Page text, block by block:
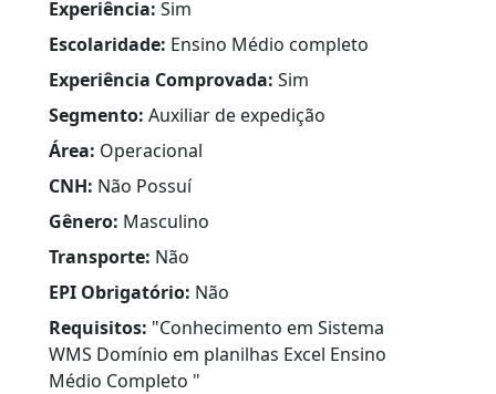
Experiência: Sim
Escolaridade: Ensino Médio completo
Experiência Comprovada: Sim
Segmento: Auxiliar de expedição
Área: Operacional
CNH: Não Possuí
Gênero: Masculino
Transporte: Não
EPI Obrigatório: Não
Requisitos: "Conhecimento em Sistema
WMS Domínio em planilhas Excel Ensino
Médio Completo "